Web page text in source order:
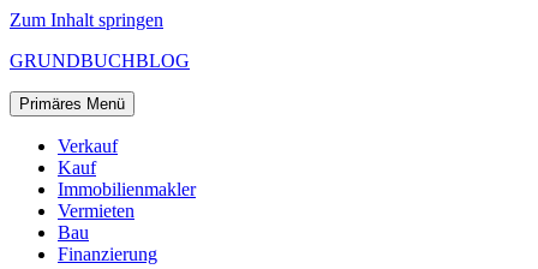
Zum Inhalt springen
GRUNDBUCHBLOG
Primäres Menü
Verkauf
Kauf
Immobilienmakler
Vermieten
Bau
Finanzierung